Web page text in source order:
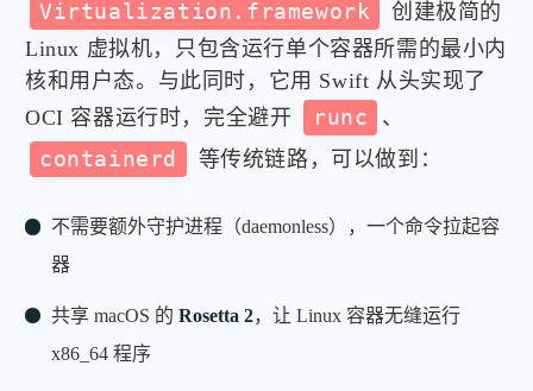
Virtualization.framework
创建极简的
Linux 虚拟机，只包含运行单个容器所需的最小内
核和用户态。与此同时，它用 Swift 从头实现了
OCI 容器运行时，完全避开
runc
、
containerd
等传统链路，可以做到：
不需要额外守护进程（daemonless），一个命令拉起容
器
共享 macOS 的Rosetta 2，让 Linux 容器无缝运行
x86_64 程序